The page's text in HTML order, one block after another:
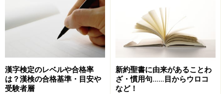
勉強の方法や勉強にかける時間は人それぞれ違います
が、ガイドの経験上では、自分が最も信頼できる使い古
した参考書や問題集（できれば過去問集）、あるいはノ
ートをもう一度見返し、試験直前まで出来る限り漢字を
書いてみることをオススメします。
漢字検定のレベルや合格率
は？漢検の合格基準・目安や
受験者層
新約聖書に由来があることわ
ざ・慣用句……目からウロコ
など！